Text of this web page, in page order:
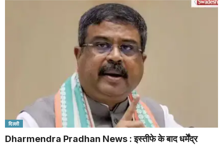
दिल्ली
Dharmendra Pradhan News : इस्तीफे के बाद धर्मेंद्र